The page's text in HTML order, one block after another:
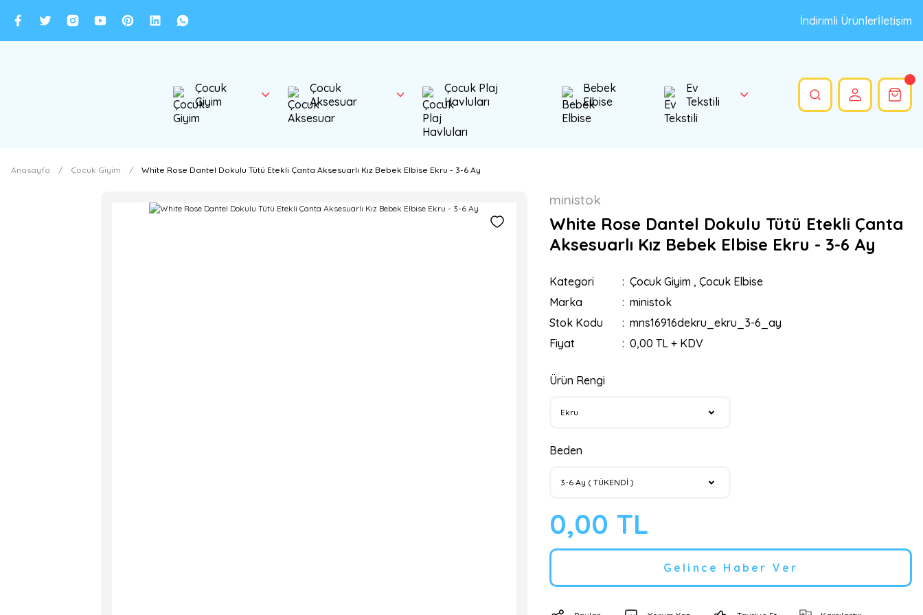
İndirimli Ürünlerİletişim
Çocuk
Giyim
Çocuk
Aksesuar
Çocuk Plaj
Havluları
Bebek
Elbise
Ev
Tekstili
Anasayfa Çocuk Giyim White Rose Dantel Dokulu Tütü Etekli Çanta Aksesuarlı Kız Bebek Elbise Ekru - 3-6 Ay
ministok
White Rose Dantel Dokulu Tütü Etekli Çanta
Aksesuarlı Kız Bebek Elbise Ekru - 3-6 Ay
Kategori Çocuk Giyim , Çocuk Elbise
Marka
ministok
Stok Kodu
mns16916dekru_ekru_3-6_ay
Fiyat
0,00 TL + KDV
Ürün Rengi
Beden
0,00 TL
Gelince Haber Ver